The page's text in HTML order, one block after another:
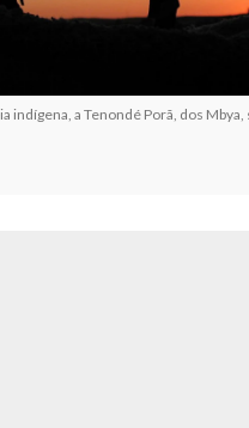
indígena, a Tenondé Porã, dos